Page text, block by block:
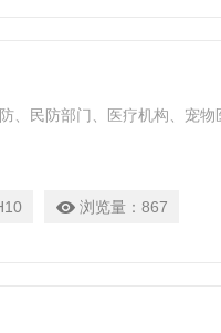
、民防部门、医疗机构、宠物
浏览量： 867